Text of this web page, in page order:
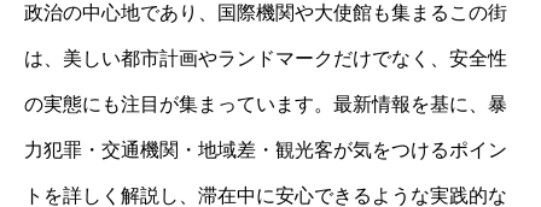
政治の中心地であり、国際機関や大使館も集まるこの街
は、美しい都市計画やランドマークだけでなく、安全性
の実態にも注目が集まっています。最新情報を基に、暴
力犯罪・交通機関・地域差・観光客が気をつけるポイン
トを詳しく解説し、滞在中に安心できるような実践的な